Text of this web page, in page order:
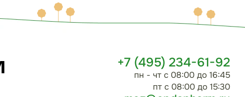
+7 (495) 234-61-92
пн - чт с 08:00 до 16:45
пт с 08:00 до 15:30